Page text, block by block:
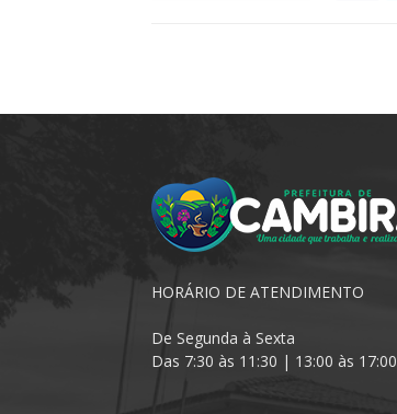
HORÁRIO DE ATENDIMENTO
De Segunda à Sexta
Das 7:30 às 11:30 | 13:00 às 17:00